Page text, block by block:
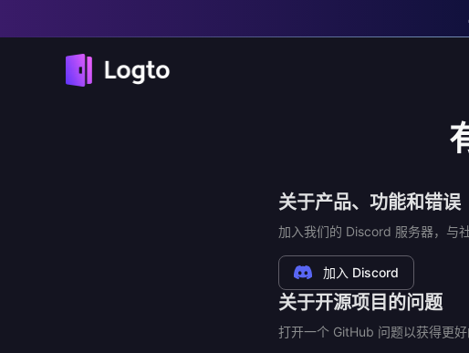
关于产品、功能和错误
加入我们的 Discord 服务器，与
加入 Discord
关于开源项目的问题
打开一个 GitHub 问题以获得更好